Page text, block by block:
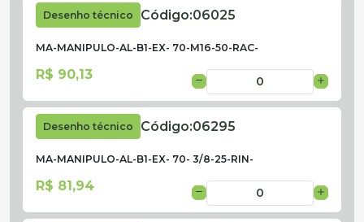
Desenho técnico Código:06025
MA-MANIPULO-AL-B1-EX- 70-M16-50-RAC-
R$ 90,13
Desenho técnico Código:06295
MA-MANIPULO-AL-B1-EX- 70- 3/8-25-RIN-
R$ 81,94